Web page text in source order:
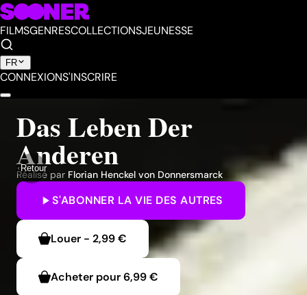
FILMSGENRESCOLLECTIONSJEUNESSE
FR
CONNEXIONS'INSCRIRE
Retour
Das Leben Der
Anderen
Réalisé par Florian Henckel von Donnersmarck
S'ABONNER LA VIE DES AUTRES
Louer - 2,99 €
Acheter pour6,99 €